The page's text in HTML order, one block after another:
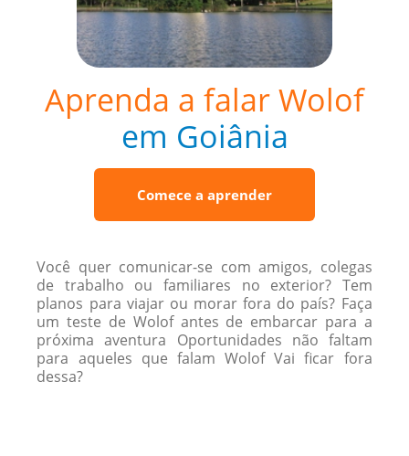
Aprenda a falar Wolof
em Goiânia
Comece a aprender
Você quer comunicar-se com amigos, colegas
de trabalho ou familiares no exterior? Tem
planos para viajar ou morar fora do país? Faça
um teste de Wolof antes de embarcar para a
próxima aventura Oportunidades não faltam
para aqueles que falam Wolof Vai ficar fora
dessa?